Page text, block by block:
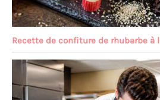
Recette de confiture de rhubarbe à